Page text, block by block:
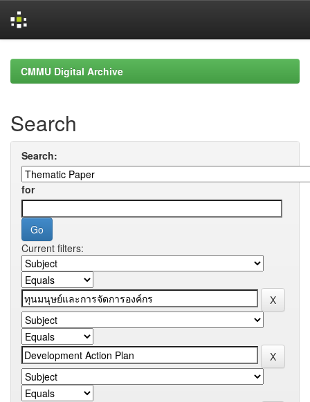
navigationCMMU Digital Archive
Search
Search:
for
Current filters: